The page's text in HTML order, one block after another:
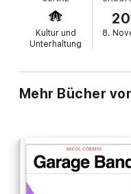
Kultur und
Unterhaltung
8.
Mehr Bücher